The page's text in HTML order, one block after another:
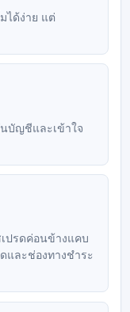
ได้ง่าย แต่
บัญชีและเข้าใจ
ปรดค่อนข้างแคบ
และช่องทางชำระ